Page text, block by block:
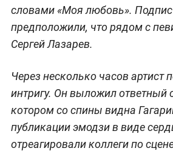
словами «Моя любовь».
предположили, что рядом с
Сергей Лазарев.
Через несколько часов артист
интригу. Он выложил ответный
котором со спины видна
публикации эмодзи в виде
отреагировали коллеги по